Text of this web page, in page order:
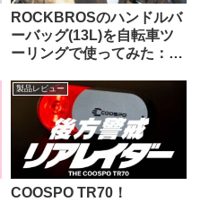
ROCKBROSのハンドルバ
ーバッグ(13L)を自転車ツ
ーリングで使ってみた：機
あり使っていて気持ちが良
製品レビュー
COOSPO TR70！